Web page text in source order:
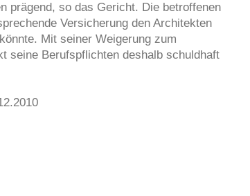
prägend, so das Gericht. Die betroffenen
Versicherung den Architekten
Mit seiner Weigerung zum
seine Berufspflichten deshalb schuldhaft